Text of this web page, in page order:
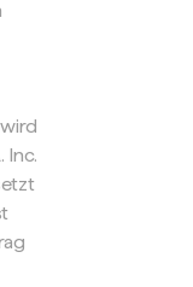
Inc.